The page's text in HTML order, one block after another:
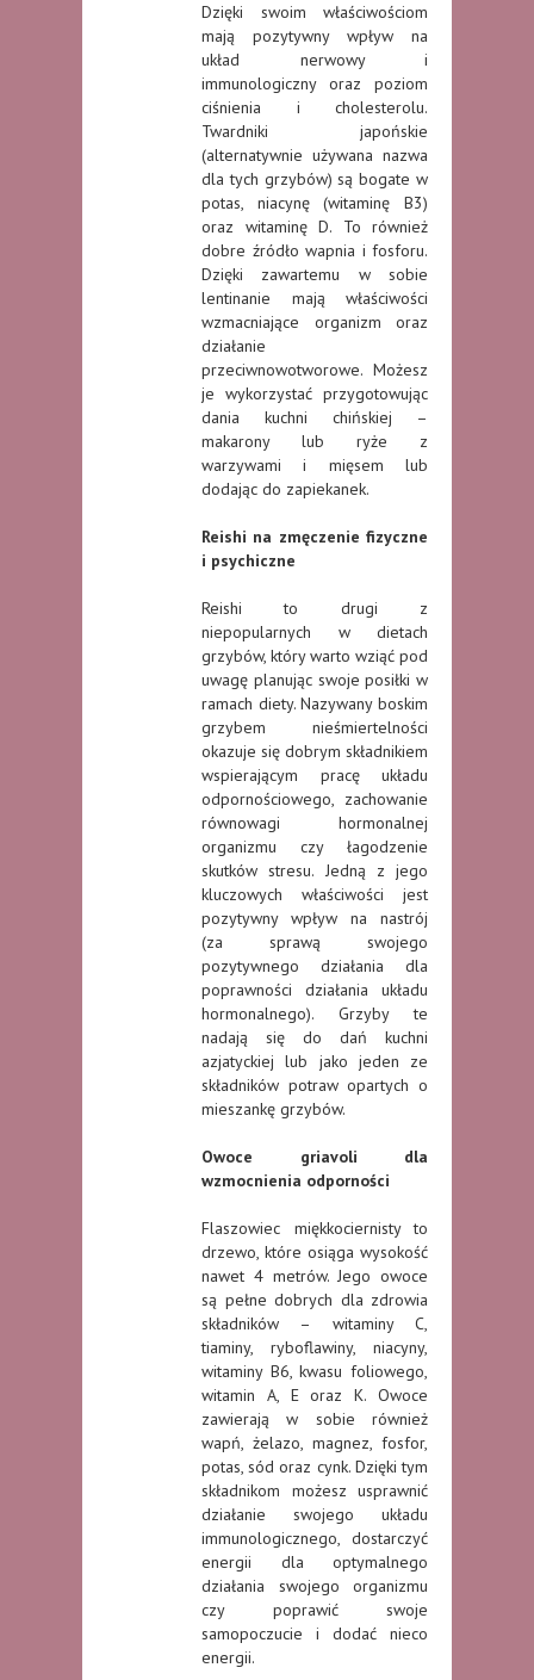
Dzięki swoim właściwościom
mają pozytywny wpływ na
układ nerwowy i
immunologiczny oraz poziom
ciśnienia i cholesterolu.
Twardniki japońskie
(alternatywnie używana nazwa
dla tych grzybów) są bogate w
potas, niacynę (witaminę B3)
oraz witaminę D. To również
dobre źródło wapnia i fosforu.
Dzięki zawartemu w sobie
lentinanie mają właściwości
wzmacniające organizm oraz
działanie
przeciwnowotworowe. Możesz
je wykorzystać przygotowując
dania kuchni chińskiej –
makarony lub ryże z
warzywami i mięsem lub
dodając do zapiekanek.
Reishi na zmęczenie fizyczne
i psychiczne
Reishi to drugi z
niepopularnych w dietach
grzybów, który warto wziąć pod
uwagę planując swoje posiłki w
ramach diety. Nazywany boskim
grzybem nieśmiertelności
okazuje się dobrym składnikiem
wspierającym pracę układu
odpornościowego, zachowanie
równowagi hormonalnej
organizmu czy łagodzenie
skutków stresu. Jedną z jego
kluczowych właściwości jest
pozytywny wpływ na nastrój
(za sprawą swojego
pozytywnego działania dla
poprawności działania układu
hormonalnego). Grzyby te
nadają się do dań kuchni
azjatyckiej lub jako jeden ze
składników potraw opartych o
mieszankę grzybów.
Owoce griavoli dla
wzmocnienia odporności
Flaszowiec miękkociernisty to
drzewo, które osiąga wysokość
nawet 4 metrów. Jego owoce
są pełne dobrych dla zdrowia
składników – witaminy C,
tiaminy, ryboflawiny, niacyny,
witaminy B6, kwasu foliowego,
witamin A, E oraz K. Owoce
zawierają w sobie również
wapń, żelazo, magnez, fosfor,
potas, sód oraz cynk. Dzięki tym
składnikom możesz usprawnić
działanie swojego układu
immunologicznego, dostarczyć
energii dla optymalnego
działania swojego organizmu
czy poprawić swoje
samopoczucie i dodać nieco
energii.